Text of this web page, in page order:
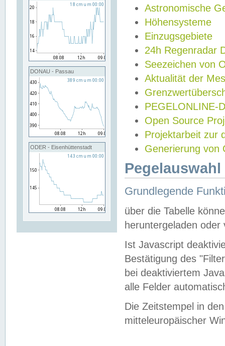
DONAU - Passau
ODER - Eisenhüttenstadt
Astronomische
Höhensysteme
Einzugsgebiete
24h Regenradar
Seezeichen von
Aktualität der
PEGELONLINE-
Open Source
Projektarbeit zur
Generierung von
Grundlegende
über die Tabelle
heruntergeladen oder
Ist Javascript
Bestätigung des
bei deaktiviertem
alle Felder
Die Zeitstempel in
mitteleuropäischer